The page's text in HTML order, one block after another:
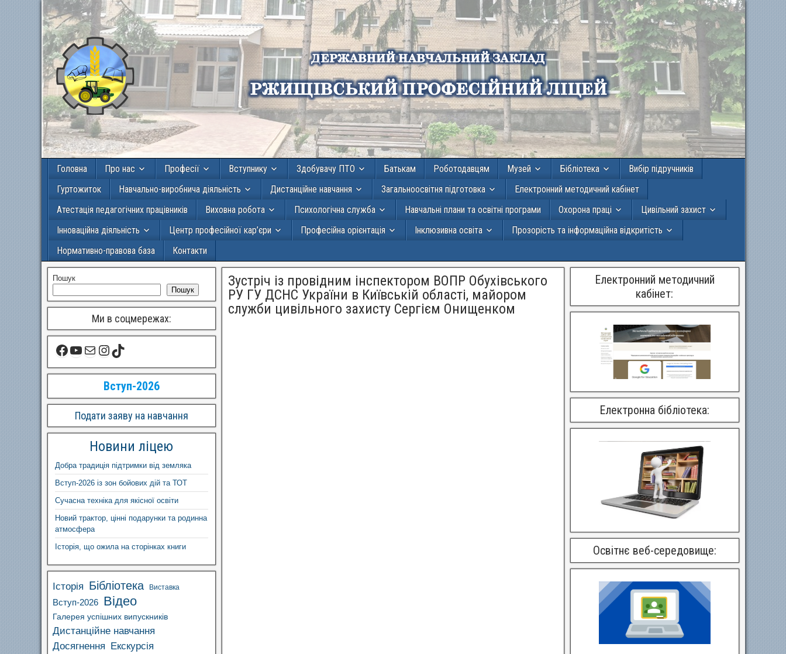
Головна Про нас Професії Вступнику Здобувачу ПТО Батькам Роботодавцям Музей Бібліотека
Вибір підручників
Гуртожиток
Навчально-виробнича діяльність Дистанційне навчання Загальноосвітня підготовка
Електронний методичний кабінет
Атестація педагогічних працівників
Виховна робота Психологічна служба Навчальні плани та освітні програми Охорона праці
Цивільний захист
Інноваційна діяльність
Центр професійної кар’єри Професійна орієнтація Інклюзивна освіта
Прозорість та інформаційна відкритість
Нормативно-правова база
Контакти
Зустріч із провідним інспектором ВОПР Обухівського
РУ ГУ ДСНС України в Київській області, майором
служби цивільного захисту Сергієм Онищенком
Пошук
Пошук
Ми в соцмережах:
Вступ-2026
Подати заяву на навчання
Новини ліцею
Добра традиція підтримки від земляка
Вступ-2026 із зон бойових дій та ТОТ
Сучасна техніка для якісної освіти
Новий трактор, цінні подарунки та родинна
атмосфера
Історія, що ожила на сторінках книги
Історія Бібліотека Виставка
Вступ-2026 Відео
Галерея успішних випускників
Дистанційне навчання
Досягнення Екскурсія
Електронний методичний
кабінет:
Електронна бібліотека:
Освітнє веб-середовище: